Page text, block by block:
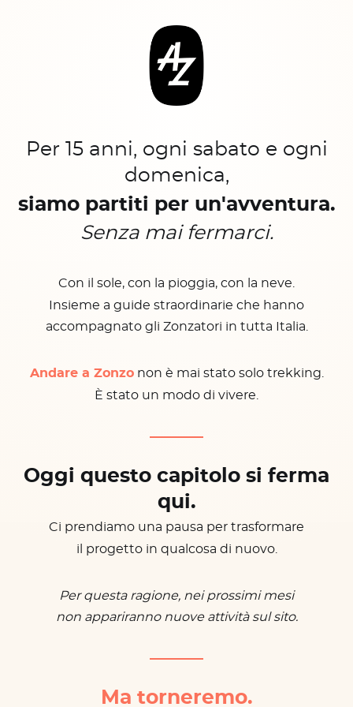
Per 15 anni, ogni sabato e ogni
domenica,
siamo partiti per un'avventura.
Senza mai fermarci.
Con il sole, con la pioggia, con la neve.
Insieme a guide straordinarie che hanno
accompagnato gli Zonzatori in tutta Italia.
Andare a Zonzonon è mai stato solo trekking.
È stato un modo di vivere.
Oggi questo capitolo si ferma
qui.
Ci prendiamo una pausa per trasformare
il progetto in qualcosa di nuovo.
Per questa ragione, nei prossimi mesi
non appariranno nuove attività sul sito.
Ma torneremo.